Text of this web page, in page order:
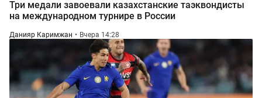
Три медали завоевали казахстанские таэквондисты
на международном турнире в России
Данияр Каримжан Вчера 14:28